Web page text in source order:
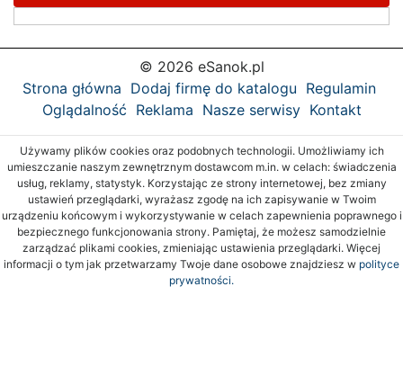
© 2026 eSanok.pl
Strona główna Dodaj firmę do katalogu Regulamin
Oglądalność Reklama Nasze serwisy Kontakt
Używamy plików cookies oraz podobnych technologii. Umożliwiamy ich
umieszczanie naszym zewnętrznym dostawcom m.in. w celach: świadczenia
usług, reklamy, statystyk. Korzystając ze strony internetowej, bez zmiany
ustawień przeglądarki, wyrażasz zgodę na ich zapisywanie w Twoim
urządzeniu końcowym i wykorzystywanie w celach zapewnienia poprawnego i
bezpiecznego funkcjonowania strony. Pamiętaj, że możesz samodzielnie
zarządzać plikami cookies, zmieniając ustawienia przeglądarki. Więcej
informacji o tym jak przetwarzamy Twoje dane osobowe znajdziesz w polityce
prywatności.